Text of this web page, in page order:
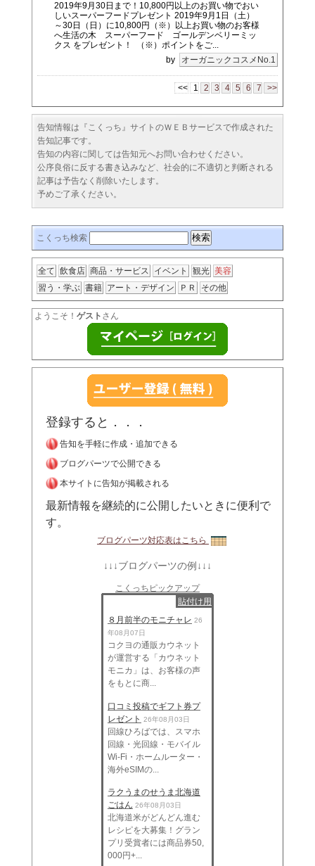
2019年9月30日まで！10,800円以上のお買い物でおい
しいスーパーフードプレゼント 2019年9月1日（土）
～30日（日）に10,800円（※）以上お買い物のお客様
へ生活の木 スーパーフード ゴールデンベリーミッ
クス をプレゼント！ （※）ポイントをご...
by
オーガニックコスメNo.1
<< 1 2 3 4 5 6 7 >>
告知情報は『こくっち』サイトのＷＥＢサービスで作成された
告知記事です。
告知の内容に関しては告知元へお問い合わせください。
公序良俗に反する書き込みなど、社会的に不適切と判断される
記事は予告なく削除いたします。
予めご了承ください。
こくっち検索
全て 飲食店 商品・サービス イベント 観光 美容
習う・学ぶ 書籍 アート・デザイン ＰＲ その他
ようこそ！ ゲスト さん
登録すると．．．
告知を手軽に作成・追加できる
ブログパーツで公開できる
本サイトに告知が掲載される
最新情報を継続的に公開したいときに便利で
す。
ブログパーツ対応表はこちら
↓↓↓ブログパーツの例↓↓↓
こくっちピックアップ
貼付け用
８月前半のモニチャレ 26
年08月07日
コクヨの通販カウネット
が運営する「カウネット
モニカ」は、お客様の声
をもとに商...
口コミ投稿でギフト券プ
レゼント 26年08月03日
回線ひろばでは、スマホ
回線・光回線・モバイル
Wi-Fi・ホームルーター・
海外eSIMの...
ラクうまのせうま北海道
ごはん 26年08月03日
北海道米がどんどん進む
レシピを大募集！グラン
プリ受賞者には商品券50,
000円+...